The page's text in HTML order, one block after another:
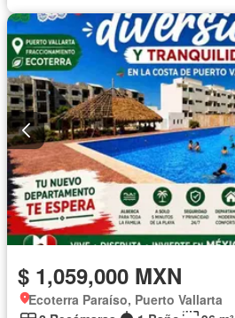
$ 1,059,000 MXN
Ecoterra Paraíso, Puerto Vallarta